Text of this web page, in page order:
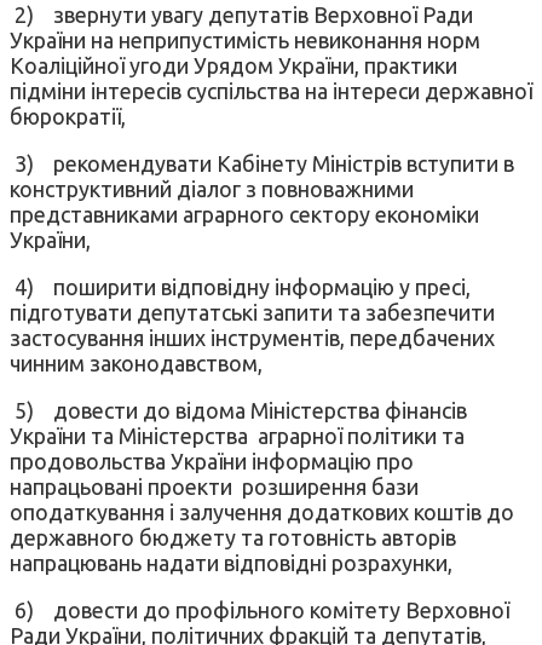
2) звернути увагу депутатів Верховної Ради
України на неприпустимість невиконання норм
Коаліційної угоди Урядом України, практики
підміни інтересів суспільства на інтереси державної
бюрократії,
3) рекомендувати Кабінету Міністрів вступити в
конструктивний діалог з повноважними
представниками аграрного сектору економіки
України,
4) поширити відповідну інформацію у пресі,
підготувати депутатські запити та забезпечити
застосування інших інструментів, передбачених
чинним законодавством,
5) довести до відома Міністерства фінансів
України та Міністерства аграрної політики та
продовольства України інформацію про
напрацьовані проекти розширення бази
оподаткування і залучення додаткових коштів до
державного бюджету та готовність авторів
напрацювань надати відповідні розрахунки,
6) довести до профільного комітету Верховної
Ради України, політичних фракцій та депутатів,